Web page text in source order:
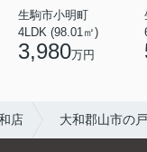
生駒市小明町
4LDK (98.01㎡)
3,980万円
店 大和郡山市の